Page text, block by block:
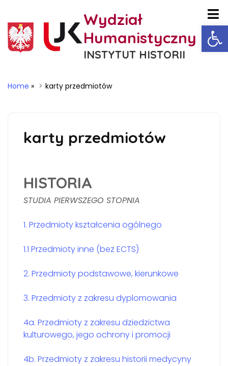
Wydział
Humanistyczny
INSTYTUT HISTORII
Home » karty przedmiotów
karty przedmiotów
HISTORIA
STUDIA PIERWSZEGO STOPNIA
1. Przedmioty kształcenia ogólnego
1.1 Przedmioty inne (bez ECTS)
2. Przedmioty podstawowe, kierunkowe
3. Przedmioty z zakresu dyplomowania
4a. Przedmioty z zakresu dziedzictwa
kulturowego, jego ochrony i promocji
4b. Przedmioty z zakresu historii medycyny